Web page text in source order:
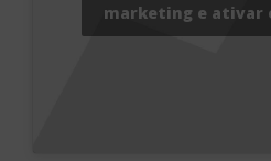
marketing e ativar